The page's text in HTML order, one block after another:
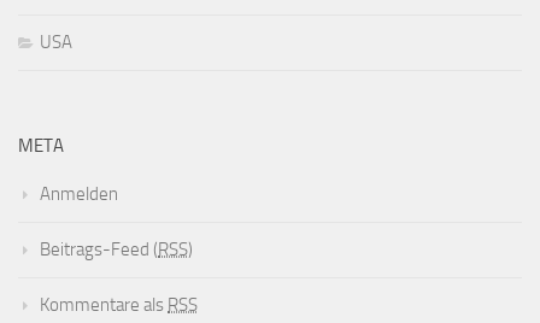
USA
META
Anmelden
Beitrags-Feed (RSS)
Kommentare als RSS